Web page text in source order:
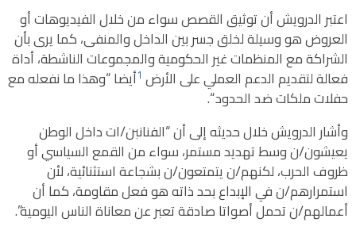
اعتبر الدرويش أن توثيق القصص سواء من خلال الفيديوهات أو
العروض هو وسيلة لخلق جسر بين الداخل والمنفى، كما يرى بأن
الشراكة مع المنظمات غير الحكومية والمجموعات الناشطة، أداة
فعالة لتقديم الدعم العملي على الأرض 1أيضا “وهذا ما نفعله مع
حفلات ملكات ضد الحدود “.
وأشار الدرويش خلال حديثه إلى أن “الفنانبن/ات داخل الوطن
يعيشون/ن وسط تهديد مستمر، سواء من القمع السياسي أو
ظروف الحرب، لكنهم/ن يتمتعون/ن بشجاعة استثنائية، لأن
استمرارهم/ن في الإبداع بحد ذاته هو فعل مقاومة، كما أن
أعمالهم/ن تحمل أصواتا صادقة تعبر عن معاناة الناس اليومية”.